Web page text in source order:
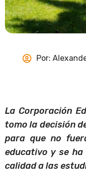
Por:
La Corporación
tomo la decisión
para que no
educativo y se
calidad a las